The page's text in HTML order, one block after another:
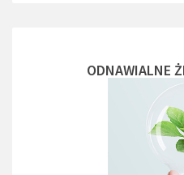
ODNAWIALNE